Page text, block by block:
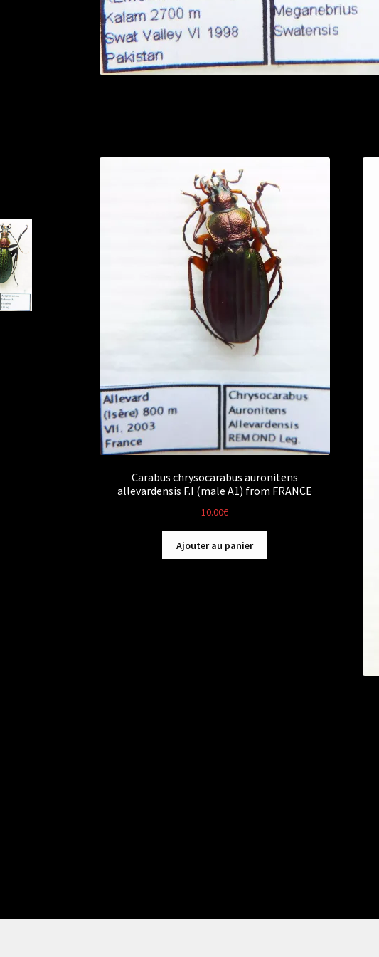
Carabus chrysocarabus auronitens
allevardensis F.I (male A1) from FRANCE
10.00€
Ajouter au panier